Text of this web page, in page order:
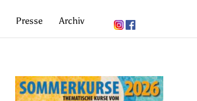
Presse Archiv